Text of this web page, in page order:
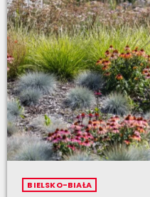
BIELSKO-BIAŁA